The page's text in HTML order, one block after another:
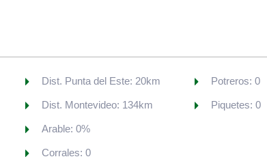
Dist. Punta del Este: 20km
Dist. Montevideo: 134km
Arable: 0%
Corrales: 0
Potreros: 0
Piquetes: 0